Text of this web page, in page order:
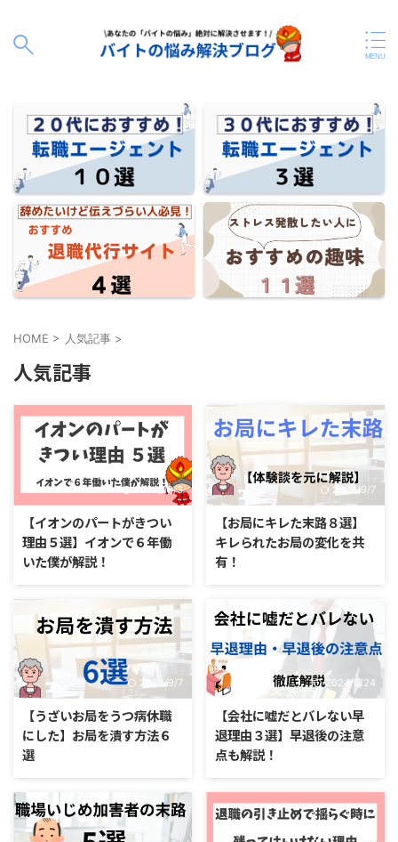
HOME > 人気記事 >
人気記事
2024/10/3
【イオンのパートがきつい
理由５選】イオンで６年働
いた僕が解説！
2024/9/7
【お局にキレた末路８選】
キレられたお局の変化を共
有！
2024/9/7
【うざいお局をうつ病休職
にした】お局を潰す方法６
選
2024/6/24
【会社に嘘だとバレない早
退理由３選】早退後の注意
点も解説！